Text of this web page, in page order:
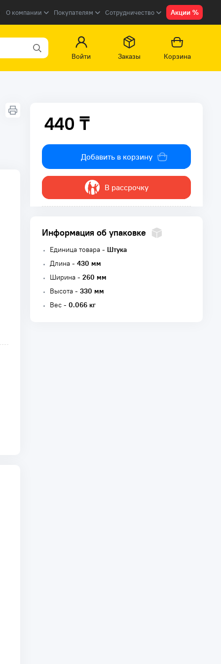
О компании Покупателям Сотрудничество Акции %
Войти
Заказы Корзина
440 ₸
440 ₸
Добавить в корзину
В рассрочку
Информация об упаковке
Единица товара - Штука
Длина - 430 мм
Ширина - 260 мм
Высота - 330 мм
Вес - 0.066 кг